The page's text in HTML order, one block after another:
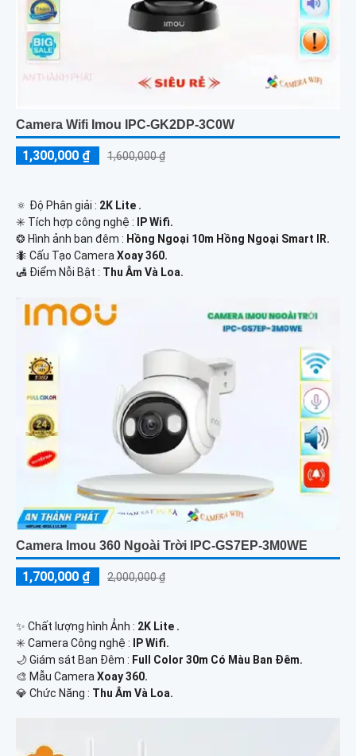
Camera Wifi Imou IPC-GK2DP-3C0W
1,300,000 ₫ 1,600,000 ₫
🔅 Độ Phân giải : 2K Lite .
✳️ Tích hợp công nghệ : IP Wifi.
❂ Hình ảnh ban đêm : Hồng Ngoại 10m Hồng Ngoại Smart IR.
🐜 Cấu Tạo Camera Xoay 360.
️🛃 Điểm Nỗi Bật : Thu Âm Và Loa.
Camera Imou 360 Ngoài Trời IPC-GS7EP-3M0WE
1,700,000 ₫ 2,000,000 ₫
✨ Chất lượng hình Ảnh : 2K Lite .
✳️ Camera Công nghệ :
IP Wifi.
🌙 Giám sát Ban Đêm : Full Color 30m Có Màu Ban Ðêm.
🎨 Mẫu CameraXoay 360.
️💎 Chức Năng : Thu Âm Và Loa.